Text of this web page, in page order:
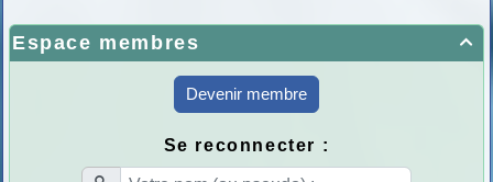

Espace membres
Devenir membre
Se reconnecter :